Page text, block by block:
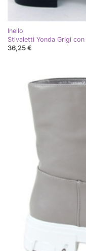
Inello
Stivaletti Yonda Grigi
36,25 €